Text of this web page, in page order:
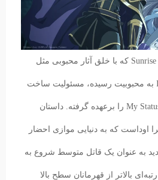
استودیو تاریخی و برجسته Sunrise که با خلق آثار محبوبی مثل
Cowboy Bebop و Inuyasha به محبوبیت رسیده، مسئولیت ساخت
انیمه جدید My Status as an Assassin را برعهده گرفته. داستان
اوداست که به دنیایی موازی احضار
به عنوان یک قاتل متوسط شروع به
بالاتر از قهرمانان سطح بالا